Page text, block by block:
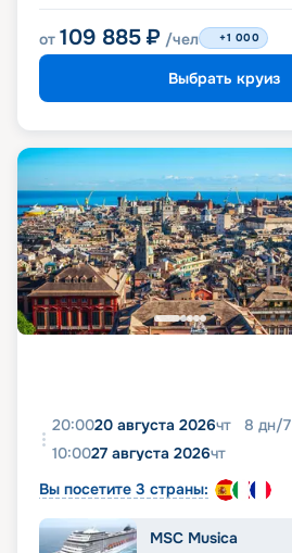
от 109 885 ₽ /чел +1 000
Выбрать круиз
20:0020 августа 2026чт 8 дн/7
10:0027 августа 2026чт
Вы посетите 3 страны:
MSC Musica